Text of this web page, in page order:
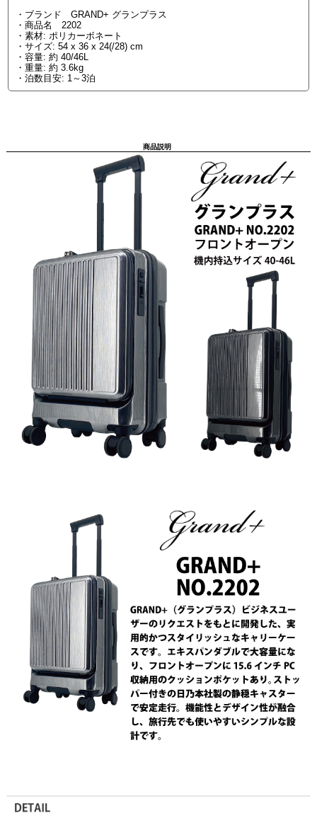
・ブランド GRAND+ グランプラス
・商品名 2202
・素材: ポリカーボネート
・サイズ: 54 x 36 x 24(/28) cm
・容量: 約 40/46L
・重量: 約 3.6kg
・泊数目安: 1～3泊
商品説明